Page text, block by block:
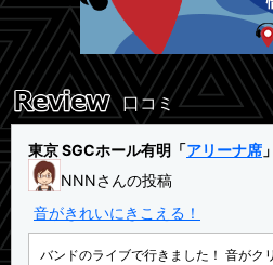
口コミ
東京 SGCホール有明「アリーナ席
NNNさんの投稿
音がきれいにきこえる！
バンドのライブで行きました！ 音がク